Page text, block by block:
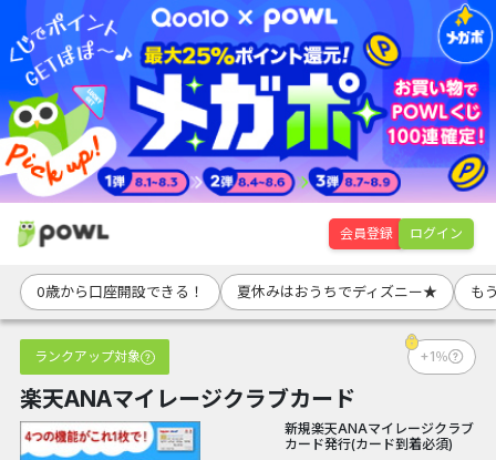
会員登録 ログイン
0歳から口座開設できる！ 夏休みはおうちでディズニー★ も
ランクアップ対象 +1％
楽天ANAマイレージクラブカード
新規楽天ANAマイレージクラブ
カード発行(カード到着必須)